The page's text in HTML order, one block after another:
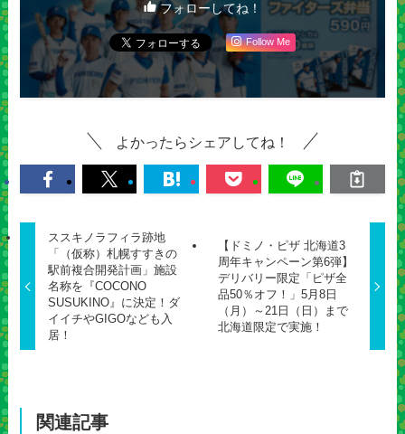
フォローしてね！
Follow Me
よかったらシェアしてね！
ススキノラフィラ跡地
「（仮称）札幌すすきの
駅前複合開発計画」施設
名称を『COCONO
SUSUKINO』に決定！ダ
イイチやGIGOなども入
居！
【ドミノ・ピザ 北海道3
周年キャンペーン第6弾】
デリバリー限定「ピザ全
品50％オフ！」5月8日
（月）～21日（日）まで
北海道限定で実施！
関連記事